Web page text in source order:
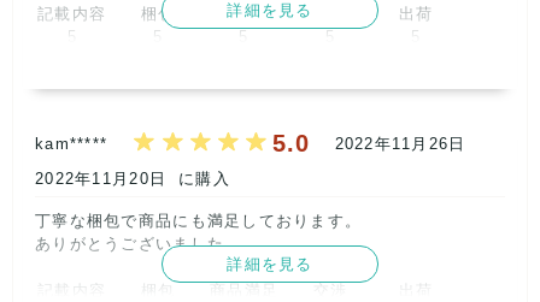
記載内容
5
梱包
5
商品満足
5
5
出荷
5
詳細を見る
kam***** 5.0
2022年11月26日
2022年11月20日
に購入
丁寧な梱包で商品にも満足しております。
ありがとうございました。
記載内容
梱包
商品満足
交渉
出荷
詳細を見る